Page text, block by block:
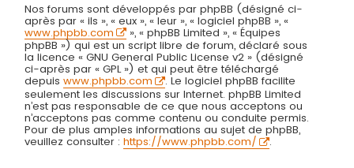
Nos forums sont développés par phpBB (désigné ci-
après par « ils », « eux », « leur », « logiciel phpBB », «
www.phpbb.com
», « phpBB Limited », « Équipes
phpBB ») qui est un script libre de forum, déclaré sous
la licence « GNU General Public License v2 » (désigné
ci-après par « GPL ») et qui peut être téléchargé
depuiswww.phpbb.com
. Le logiciel phpBB facilite
seulement les discussions sur Internet. phpBB Limited
n’est pas responsable de ce que nous acceptons ou
n’acceptons pas comme contenu ou conduite permis.
Pour de plus amples informations au sujet de phpBB,
veuillez consulter :https://www.phpbb.com/ .